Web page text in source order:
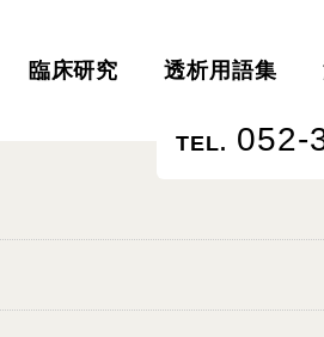
TEL. 052-
臨床研究 透析用語集